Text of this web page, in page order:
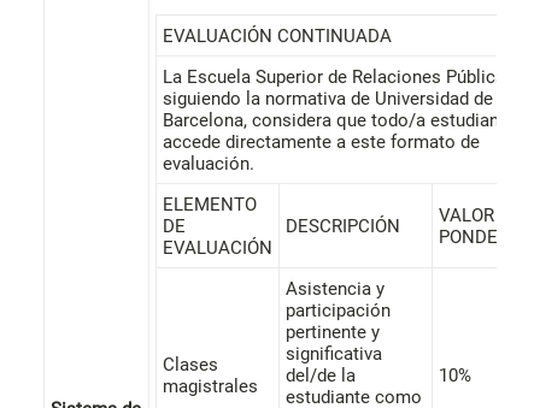
EVALUACIÓN CONTINUADA
La Escuela Superior de Relaciones Públicas,
siguiendo la normativa de Universidad de
Barcelona, ​​considera que todo/a estudiante
accede directamente a este formato de
evaluación.
ELEMENTO
DE
EVALUACIÓN
DESCRIPCIÓN
VALOR
Clases
magistrales
Asistencia y
participación
pertinente y
significativa
del/de la
estudiante como
10%